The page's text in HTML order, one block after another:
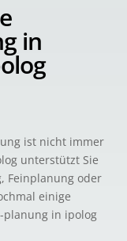
in
ist nicht immer
unterstützt Sie
Feinplanung oder
einige
planung in ipolog